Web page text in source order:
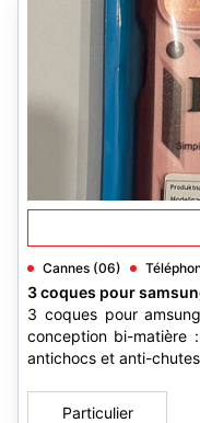
Cannes (06)
3 coques pour
3 coques pour
conception bi-matière
antichocs et anti-
Particulier